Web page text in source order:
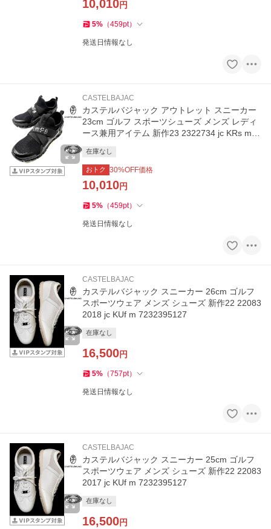
10,010円
5% （459pt）
発送日情報なし
CASTELBAJAC
カステルバジャック アウトレット スニーカー
23cm ゴルフ スポーツシューズ メンズ レディ
ース兼用アイテム 新作23 2322734 jc KRs m 7
在庫なし
おトク 30%OFF価格
10,010円
5% （459pt）
発送日情報なし
CASTELBAJAC
カステルバジャック スニーカー 26cm ゴルフ
スポーツウェア メンズ シューズ 新作22 22083
2018 jc KUf m 7232395127
在庫なし
16,500円
5% （757pt）
発送日情報なし
CASTELBAJAC
カステルバジャック スニーカー 25cm ゴルフ
スポーツウェア メンズ シューズ 新作22 22083
2017 jc KUf m 7232395127
在庫なし
16,500円